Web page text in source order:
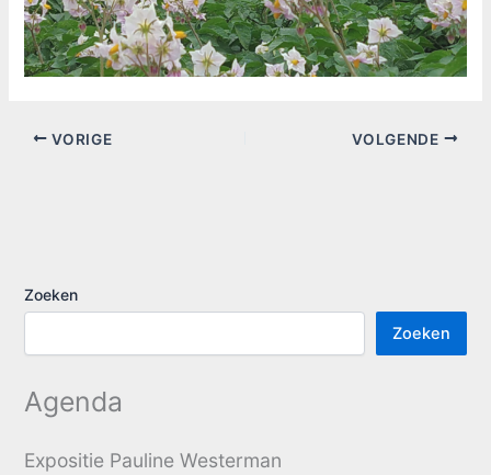
VORIGE VOLGENDE
Zoeken
Zoeken
Agenda
Expositie Pauline Westerman